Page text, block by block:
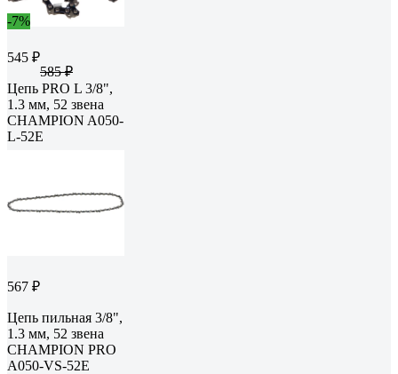
-7%
545 ₽
585 ₽
Цепь PRO L 3/8",
1.3 мм, 52 звена
CHAMPION A050-
L-52E
567 ₽
Цепь пильная 3/8",
1.3 мм, 52 звена
CHAMPION PRO
A050-VS-52E